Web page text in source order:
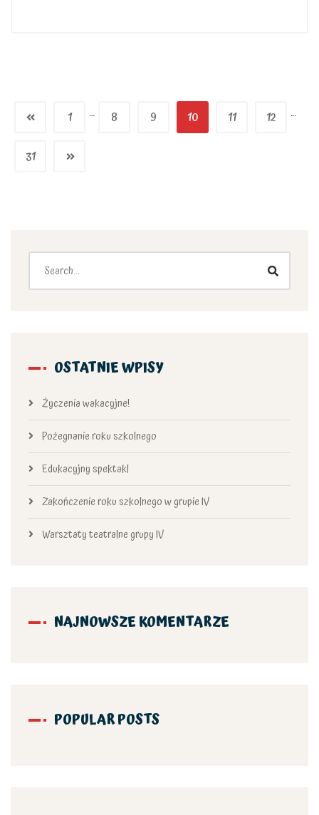
1 … 8 9 10 11 12 …
31
OSTATNIE WPISY
Życzenia wakacyjne!
Pożegnanie roku szkolnego
Edukacyjny spektakl
Zakończenie roku szkolnego w grupie IV
Warsztaty teatralne grupy IV
NAJNOWSZE KOMENTARZE
POPULAR POSTS